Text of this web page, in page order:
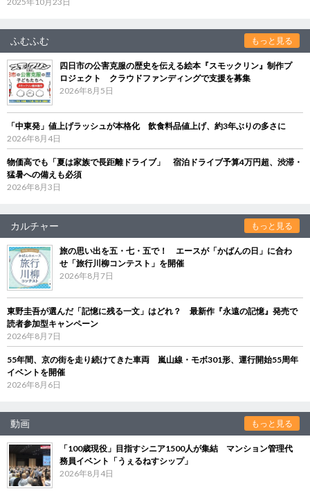
ふむふむ もっと見る
四日市の公害克服の歴史を伝える絵本『スモックリン』制作プ
ロジェクト クラウドファンディングで支援を募集
2026年8月5日
「中東発」値上げラッシュが本格化 飲食料品値上げ、約3年ぶりの多さに
2026年8月4日
物価高でも「夏は家族で長距離ドライブ」 宿泊ドライブ予算4万円超、渋滞・
猛暑への備えも必須
2026年8月3日
カルチャー もっと見る
旅の思い出を五・七・五で！ エースが「かばんの日」に合わ
せ「旅行川柳コンテスト」を開催
2026年8月7日
東野圭吾が選んだ「記憶に残る一文」はどれ？ 最新作『永遠の記憶』発売で
読者参加型キャンペーン
2026年8月7日
55年間、京の街を走り続けてきた車両 嵐山線・モボ301形、運行開始55周年
イベントを開催
2026年8月6日
動画 もっと見る
「100歳現役」目指すシニア1500人が集結 マンション管理代
務員イベント「うぇるねすシップ」
2026年8月4日